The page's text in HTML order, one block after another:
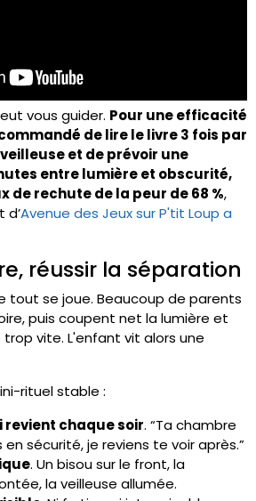
vous guider. Pour une efficacité
de lire le livre 3 fois par
et de prévoir une
entre lumière et obscurité,
de rechute de la peur de 68 %,
d’Avenue des Jeux sur P'tit Loup a
réussir la séparation
tout se joue. Beaucoup de parents
puis coupent net la lumière et
vite. L'enfant vit alors une
rituel stable :
revient chaque soir. “Ta chambre
sécurité, je reviens te voir après.”
. Un bisou sur le front, la
la veilleuse allumée.